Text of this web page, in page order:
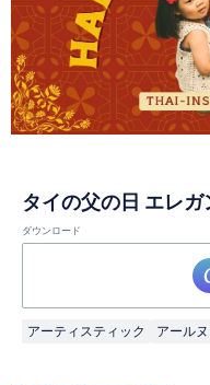
タイの父の日 エレ
ダウンロード
アーティスティック アール